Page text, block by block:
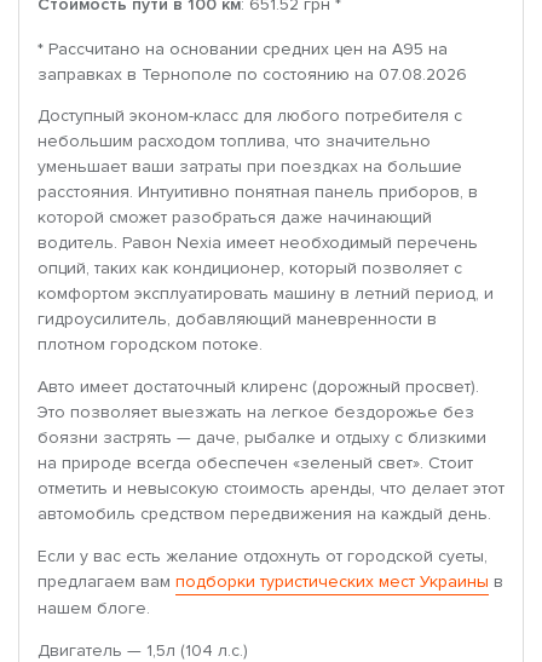
* Рассчитано на основании средних цен на A95 на
заправках в Тернополе по состоянию на 07.08.2026
Доступный эконом-класс для любого потребителя c
небольшим расходом топлива, что значительно
уменьшает ваши затраты при поездках на большие
расстояния. Интуитивно понятная панель приборов, в
которой сможет разобраться даже начинающий
водитель. Равон Nexia имеет необходимый перечень
опций, таких как кондиционер, который позволяет с
комфортом эксплуатировать машину в летний период, и
гидроусилитель, добавляющий маневренности в
плотном городском потоке.
Авто имеет достаточный клиренс (дорожный просвет).
Это позволяет выезжать на легкое бездорожье без
боязни застрять — даче, рыбалке и отдыху с близкими
на природе всегда обеспечен «зеленый свет». Стоит
отметить и невысокую стоимость аренды, что делает этот
автомобиль средством передвижения на каждый день.
Если у вас есть желание отдохнуть от городской суеты,
предлагаем вам подборки туристических мест Украины в
нашем блоге.
Двигатель — 1,5л (104 л.с.)